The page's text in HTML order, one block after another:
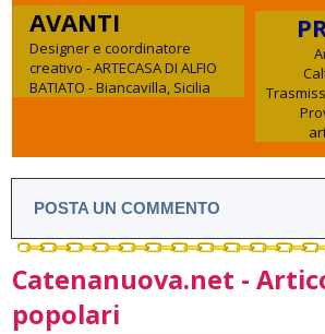
AVANTI
Designer e coordinatore
creativo - ARTECASA DI ALFIO
BATIATO - Biancavilla, Sicilia
POSTA UN COMMENTO
Catenanuova.net -
popolari